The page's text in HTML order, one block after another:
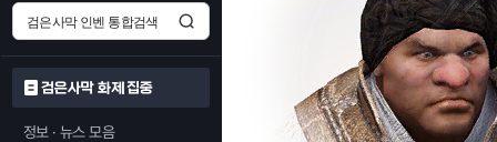
검은사막 화제 집중
정보 · 뉴스 모음